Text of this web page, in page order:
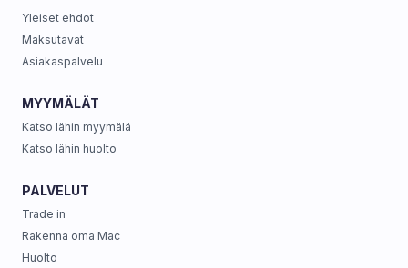
Yleiset ehdot
Maksutavat
Asiakaspalvelu
MYYMÄLÄT
Katso lähin myymälä
Katso lähin huolto
PALVELUT
Trade in
Rakenna oma Mac
Huolto